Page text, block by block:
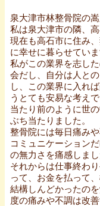
泉大津市林整骨院の嵩
私は泉大津市の隣、
現在も高石市に住み
に幸せに暮らせていま
私がこの業界を志し
会だし、自分は人と
し、この業界に入れ
うとても安易な考え
当たり前のように世
ぶち当たりました。
整骨院には毎日痛み
コミュニケーション
の無力さを痛感しま
それからは仕事終わ
って、お金を払って
結構しんどかったの
度の痛みや不調は改